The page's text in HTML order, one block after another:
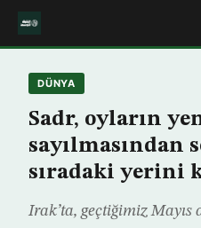
DÜNYA
Sadr, oyların
sayılmasından
sıradaki yerini
Irak’ta, geçtiğimiz Mayıs